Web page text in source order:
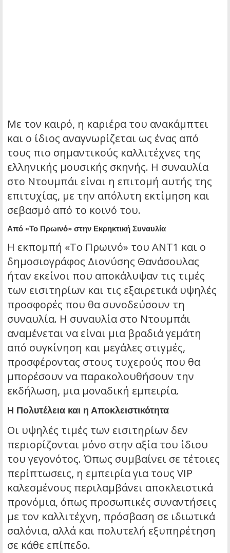
Με τον καιρό, η καριέρα του ανακάμπτει
και ο ίδιος αναγνωρίζεται ως ένας από
τους πιο σημαντικούς καλλιτέχνες της
ελληνικής μουσικής σκηνής. Η συναυλία
στο Ντουμπάι είναι η επιτομή αυτής της
επιτυχίας, με την απόλυτη εκτίμηση και
σεβασμό από το κοινό του.
Από «Το Πρωινό» στην Εκρηκτική Συναυλία
Η εκπομπή «Το Πρωινό» του ΑΝΤ1 και ο
δημοσιογράφος Διονύσης Θανάσουλας
ήταν εκείνοι που αποκάλυψαν τις τιμές
των εισιτηρίων και τις εξαιρετικά υψηλές
προσφορές που θα συνοδεύσουν τη
συναυλία. Η συναυλία στο Ντουμπάι
αναμένεται να είναι μια βραδιά γεμάτη
από συγκίνηση και μεγάλες στιγμές,
προσφέροντας στους τυχερούς που θα
μπορέσουν να παρακολουθήσουν την
εκδήλωση, μια μοναδική εμπειρία.
Η Πολυτέλεια και η Αποκλειστικότητα
Οι υψηλές τιμές των εισιτηρίων δεν
περιορίζονται μόνο στην αξία του ίδιου
του γεγονότος. Όπως συμβαίνει σε τέτοιες
περίπτωσεις, η εμπειρία για τους VIP
καλεσμένους περιλαμβάνει αποκλειστικά
προνόμια, όπως προσωπικές συναντήσεις
με τον καλλιτέχνη, πρόσβαση σε ιδιωτικά
σαλόνια, αλλά και πολυτελή εξυπηρέτηση
σε κάθε επίπεδο.